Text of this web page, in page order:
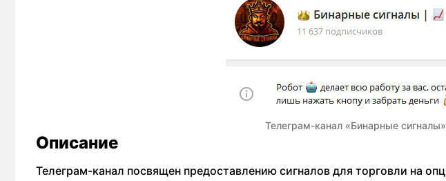
Телеграм-канал «Бинарные сигналы»
Описание
Телеграм-канал посвящен предоставлению сигналов для торговли на